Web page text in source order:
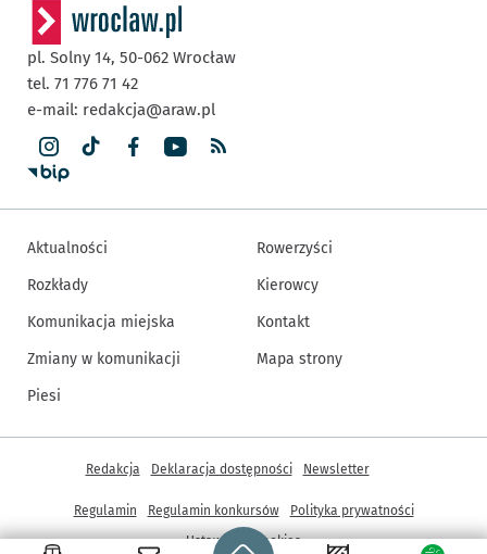
Strona główna - wroclaw.pl
pl. Solny 14, 50-062 Wrocław
tel. 71 776 71 42
e-mail: redakcja@araw.pl
Aktualności
Rozkłady
Komunikacja miejska
Zmiany w komunikacji
Piesi
Rowerzyści
Kierowcy
Kontakt
Mapa strony
Inne informacje
Redakcja Deklaracja dostępności Newsletter
Regulamin Regulamin konkursów
Polityka prywatności
Ustawienia cookies